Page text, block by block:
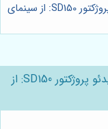
راهنمای جامع ⭐️راهنمای جامع کاربردهای ویدئو پروژکتور SD150: از سینمای
راهنمای جامع ⭐️راهنمای جامع کاربردهای ویدئو پروژکتور SD150: از